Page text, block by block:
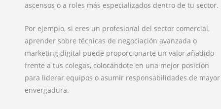
ascensos o a roles más especializados dentro de tu sector.
Por ejemplo, si eres un profesional del sector comercial,
aprender sobre técnicas de negociación avanzada o
marketing digital puede proporcionarte un valor añadido
frente a tus colegas, colocándote en una mejor posición
para liderar equipos o asumir responsabilidades de mayor
envergadura.